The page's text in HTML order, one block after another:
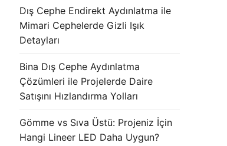
Dış Cephe Endirekt Aydınlatma ile
Mimari Cephelerde Gizli Işık
Detayları
Bina Dış Cephe Aydınlatma
Çözümleri ile Projelerde Daire
Satışını Hızlandırma Yolları
Gömme vs Sıva Üstü: Projeniz İçin
Hangi Lineer LED Daha Uygun?